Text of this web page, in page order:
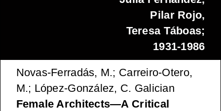
Pilar Rojo,
Teresa Táboas;
1931-1986
Novas-Ferradás, M.; Carreiro-Otero,
M.; López-González, C. Galician
Female Architects—A Critical